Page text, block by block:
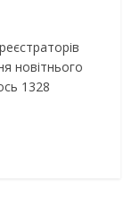
новітнього
1328